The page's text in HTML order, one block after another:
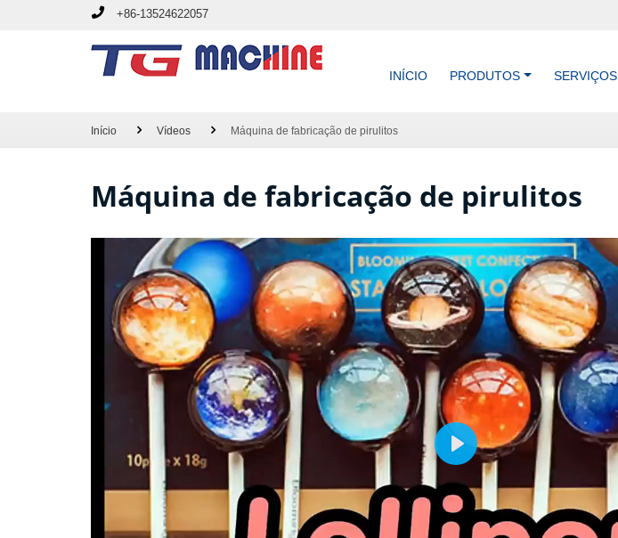
+86-13524622057
INÍCIO PRODUTOS SERVIÇOS
Início Vídeos Máquina de fabricação de pirulitos
Máquina de fabricação de pirulitos
Play